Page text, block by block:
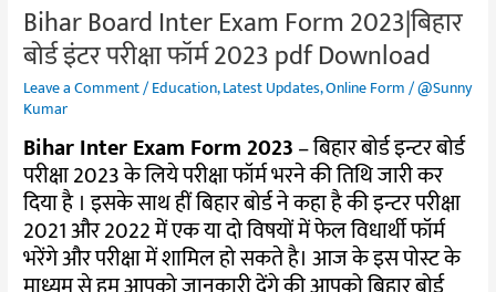
Bihar Board Inter Exam Form 2023|बिहार
बोर्ड इंटर परीक्षा फॉर्म 2023 pdf Download
Leave a Comment/Education,Latest Updates,Online Form/@Sunny
Kumar
Bihar Inter Exam Form 2023– बिहार बोर्ड इन्टर बोर्ड
परीक्षा 2023 के लिये परीक्षा फॉर्म भरने की तिथि जारी कर
दिया है । इसके साथ हीं बिहार बोर्ड ने कहा है की इन्टर परीक्षा
2021 और 2022 में एक या दो विषयों में फेल विधार्थी फॉर्म
भरेंगे और परीक्षा में शामिल हो सकते है। आज के इस पोस्ट के
pdf
Download